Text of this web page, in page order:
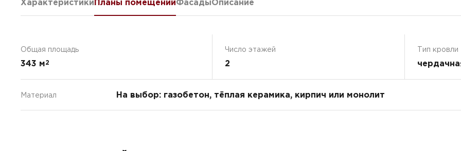
ХарактеристикиПланы помещенийФасадыОписание
Общая площадь
343 м2
Число этажей
2
Тип кровли
Материал На выбор: газобетон, тёплая керамика, кирпич или монолит